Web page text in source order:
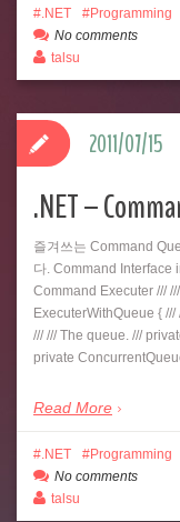
.NET
Programming
No comments
talsu
.NET –
즐겨쓰는 Command
다. Command Interface
Command Executer ///
ExecuterWithQueue {
/// /// The queue. ///
private
Read More
2011/07/15
.NET
Programming
No comments
talsu